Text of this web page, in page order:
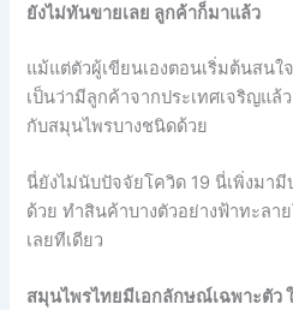
ยังไม่ทันขายเลย ลูกค้าก็มาแล้ว
แม้แต่ตัวผู้เขียนเองตอนเริ่มต้นสน
เป็นว่ามีลูกค้าจากประเทศเจริญแล้
กับสมุนไพรบางชนิดด้วย
นี่ยังไม่นับปัจจัยโควิด 19 นี่เพิ่งมา
ด้วย ทำสินค้าบางตัวอย่างฟ้าทะลา
เลยทีเดียว
สมุนไพรไทยมีเอกลักษณ์เฉพาะตัว